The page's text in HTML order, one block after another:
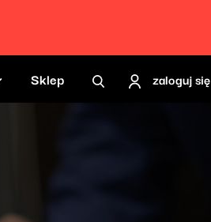
Sklep zaloguj się